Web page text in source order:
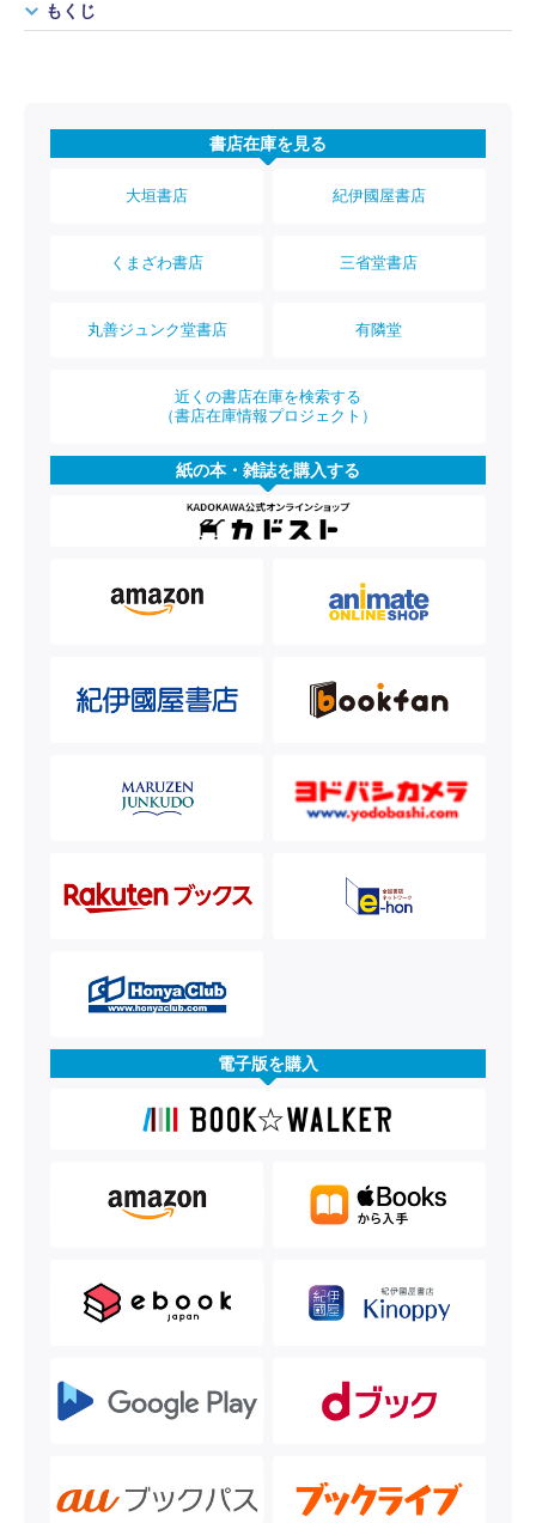
もくじ
書店在庫を見る
大垣書店 紀伊國屋書店
くまざわ書店 三省堂書店
丸善ジュンク堂書店 有隣堂
近くの書店在庫を検索する
（書店在庫情報プロジェクト）
紙の本・雑誌を購入する
電子版を購入